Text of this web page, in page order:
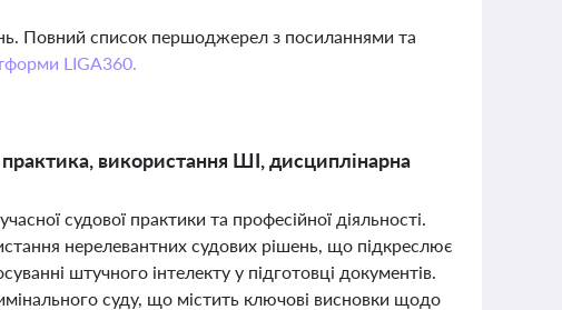
Повний список першоджерел з посиланнями та
LIGA360.
використання ШІ, дисциплінарна
судової практики та професійної діяльності.
нерелевантних судових рішень, що підкреслює
штучного інтелекту у підготовці документів.
суду, що містить ключові висновки щодо